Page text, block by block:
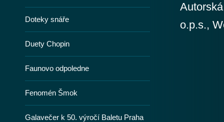
Doteky snáře
Duety Chopin
Faunovo odpoledne
Fenomén Šmok
Galavečer k 50. výročí Baletu Praha
o.p.s.,